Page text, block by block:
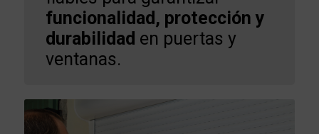
funcionalidad, protección y
durabilidad en puertas y
ventanas.